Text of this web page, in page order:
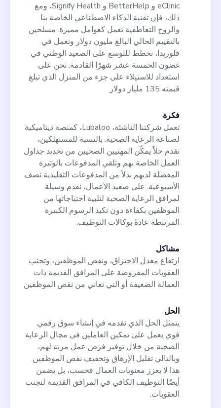
eClinic و BetterHelp و Signify Health، ومع
ذلك، فإن تقنية الذكاء الاصطناعي الخاصة بنا
والروح التعاطفية تعمل كعوامل مميزة. مسلحين
بالتقييم الحالي البالغ مليون دولار ونعمل في
فلوريدا، نخطط للتوسع على الصعيد الوطني في
غضون الخمسة عشر شهرًا القادمة. نحن على
استعداد للاستيلاء على جزء من المنزل الذي تبلغ
قيمته 135 مليار دولار
فكرة
تعمل شركتنا الناشئة، Lubaloo، كمنصة ديناميكية
لصناعة الرعاية الصحية. بالنسبة للمستهلكين،
نقدم حلاً يمكّن المهنيين الصحيين من تحديد جداول
العمل الخاصة بهم وتلقي المدفوعات بالوتيرة
المفضلة لديهم بدلاً من المدفوعات التقليدية نصف
الأسبوعية. على صعيد الأعمال، نقدم وسيلة
لمرافق الرعاية الصحية لتلبية احتياجاتها من
الموظفين بكفاءة دون تكبد الرسوم الكبيرة
المرتبطة عادةً بوكالات التوظيف.
مشاكل
ارتفاع معدل الاحتراق، ونقص الموظفين، وتجنب
العقوبات المفروضة على المرافق القديمة ذات
العمالة الضعيفة أو التي تعاني من نقص الموظفين
الحل
يتمثل الحل الذي نقدمه في إنشاء سوق رقمي
قوي يعمل على تمكين العاملين في مجال الرعاية
الصحية من خلال توفير فرص عمل مرنة لهم،
وبالتالي تقليل الإرهاق وتخفيف نقص الموظفين.
هذا لا يعزز معنويات العمال فحسب، بل يضمن
أيضًا التوظيف الكافي في المرافق القديمة لتجنب
العقوبات.